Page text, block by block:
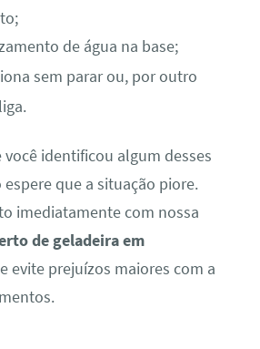
de água na base;
sem parar ou, por outro
você identificou algum desses
que a situação piore.
imediatamente com nossa
de geladeira em
e evite prejuízos maiores com a